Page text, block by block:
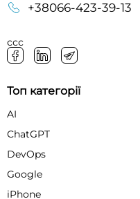
+38066-423-39-13
ссс
Топ категорії
AI
ChatGPT
DevOps
Google
iPhone